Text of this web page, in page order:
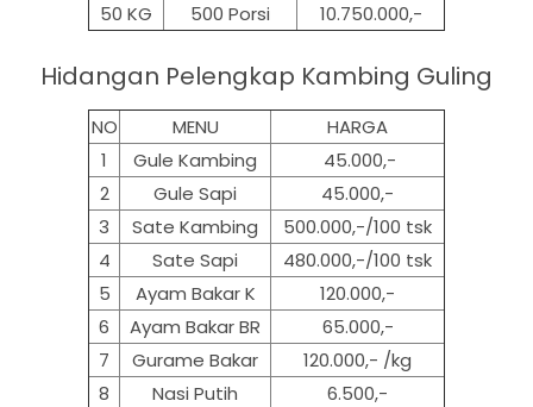
50 KG
500 Porsi 10.750.000,-
Hidangan Pelengkap Kambing Guling
NO MENU
HARGA
1
Gule Kambing
45.000,-
2
Gule Sapi
45.000,-
3
Sate Kambing
500.000,-/100 tsk
4
Sate Sapi
480.000,-/100 tsk
5
Ayam Bakar K
120.000,-
6
Ayam Bakar BR
65.000,-
7
Gurame Bakar
120.000,- /kg
8
Nasi Putih
6.500,-